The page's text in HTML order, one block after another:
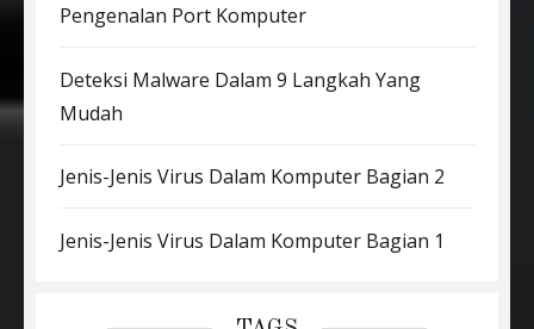
Pengenalan Port Komputer
Deteksi Malware Dalam 9 Langkah Yang
Mudah
Jenis-Jenis Virus Dalam Komputer Bagian 2
Jenis-Jenis Virus Dalam Komputer Bagian 1